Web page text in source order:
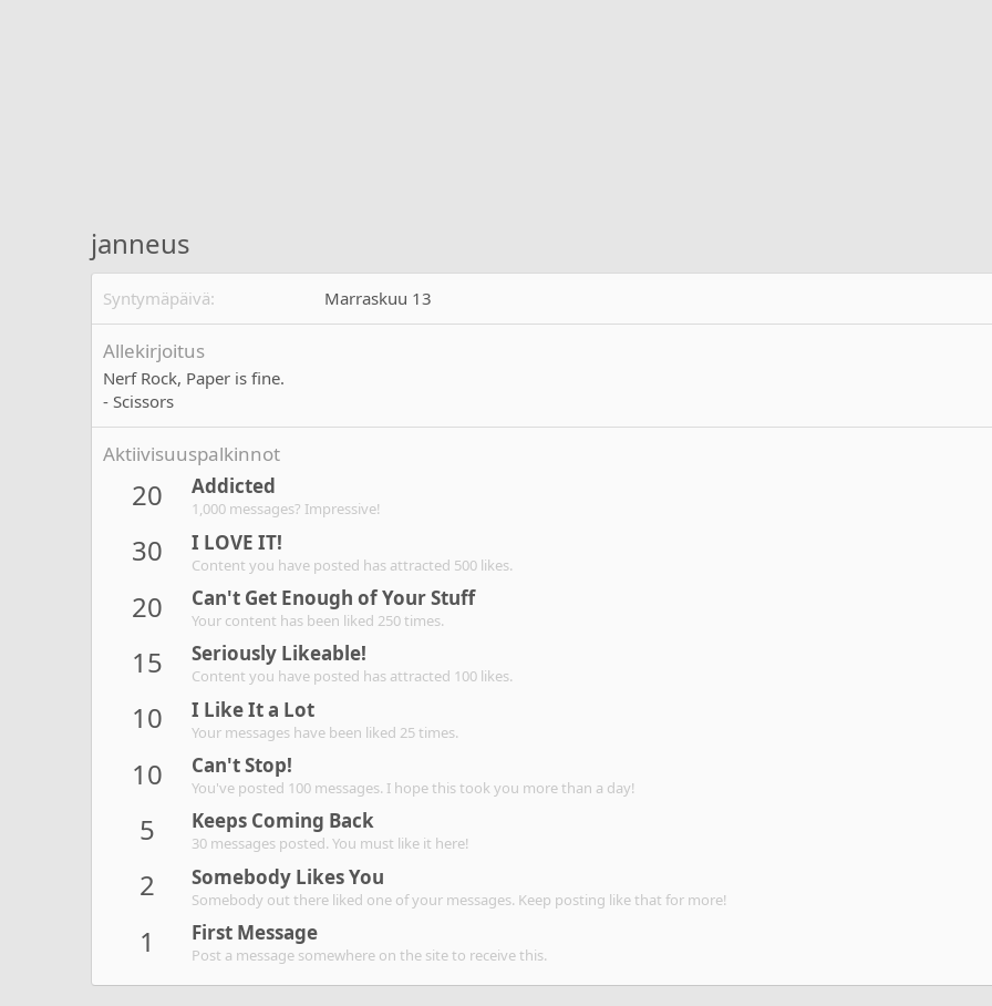
janneus
Syntymäpäivä Marraskuu 13
Allekirjoitus
Nerf Rock, Paper is fine.
- Scissors
Aktiivisuuspalkinnot
20 Addicted
1,000 messages? Impressive!
30 I LOVE IT!
Content you have posted has attracted 500 likes.
20 Can't Get Enough of Your Stuff
Your content has been liked 250 times.
15 Seriously Likeable!
Content you have posted has attracted 100 likes.
10 I Like It a Lot
Your messages have been liked 25 times.
10 Can't Stop!
You've posted 100 messages. I hope this took you more than a day!
5 Keeps Coming Back
30 messages posted. You must like it here!
2 Somebody Likes You
Somebody out there liked one of your messages. Keep posting like that for more!
1 First Message
Post a message somewhere on the site to receive this.